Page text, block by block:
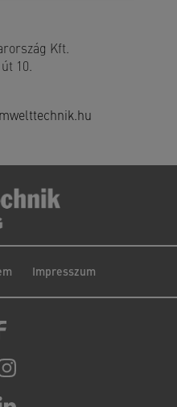
Kft.
10.
Impresszum